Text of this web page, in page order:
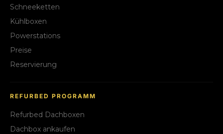
Schneeketten
Kühlboxen
Powerstations
Preise
Reservierung
REFURBED PROGRAMM
Refurbed Dachboxen
Dachbox ankaufen